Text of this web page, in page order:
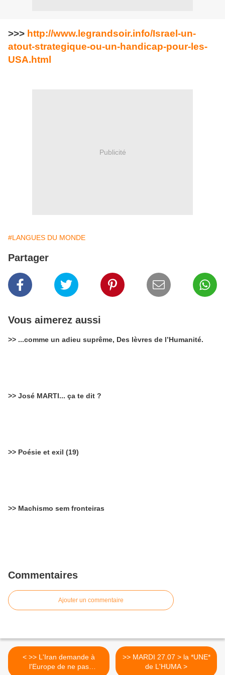
>>> http://www.legrandsoir.info/Israel-un-
atout-strategique-ou-un-handicap-pour-les-
USA.html
Publicité
#LANGUES DU MONDE
Partager
Vous aimerez aussi
>> ...comme un adieu suprême, Des lèvres de l’Humanité.
>> José MARTI... ça te dit ?
>> Poésie et exil (19)
>> Machismo sem fronteiras
Commentaires
Ajouter un commentaire
< >> L'Iran demande à
l'Europe de ne pas
>> MARDI 27.07 > la *UNE*
de L'HUMA >